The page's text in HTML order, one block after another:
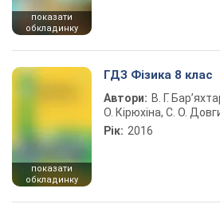
показати
обкладинку
показати
обкладинку
ГДЗ Фізика 8 клас
Автори: В. Г.
О. Кірюхіна, С. О.
Рік: 2016